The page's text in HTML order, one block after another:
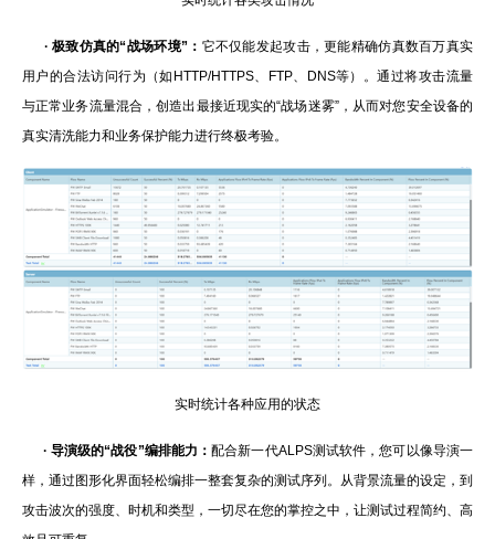
·极致仿真的“战场环境”： 它不仅能发起攻击，更能精确仿真数百万真实
用户的合法访问行为（如HTTP/HTTPS、FTP、DNS等）。通过将攻击流量
与正常业务流量混合，创造出最接近现实的“战场迷雾”，从而对您安全设备的
真实清洗能力和业务保护能力进行终极考验。
实时统计各种应用的状态
· 导演级的“战役”编排能力：配合新一代ALPS测试软件，您可以像导演一
样，通过图形化界面轻松编排一整套复杂的测试序列。从背景流量的设定，到
攻击波次的强度、时机和类型，一切尽在您的掌控之中，让测试过程简约、高